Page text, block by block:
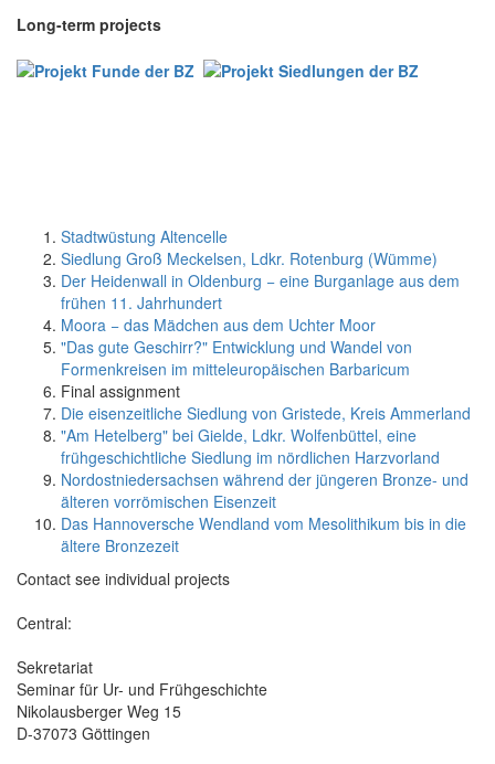
Long-term projects
Stadtwüstung Altencelle
Siedlung Groß Meckelsen, Ldkr. Rotenburg (Wümme)
Der Heidenwall in Oldenburg − eine Burganlage aus dem
frühen 11. Jahrhundert
Moora − das Mädchen aus dem Uchter Moor
"Das gute Geschirr?" Entwicklung und Wandel von
Formenkreisen im mitteleuropäischen Barbaricum
Final assignment
Die eisenzeitliche Siedlung von Gristede, Kreis Ammerland
"Am Hetelberg" bei Gielde, Ldkr. Wolfenbüttel, eine
frühgeschichtliche Siedlung im nördlichen Harzvorland
Nordostniedersachsen während der jüngeren Bronze- und
älteren vorrömischen Eisenzeit
Das Hannoversche Wendland vom Mesolithikum bis in die
ältere Bronzezeit
Contact see individual projects
Central:
Sekretariat
Seminar für Ur- und Frühgeschichte
Nikolausberger Weg 15
D-37073 Göttingen